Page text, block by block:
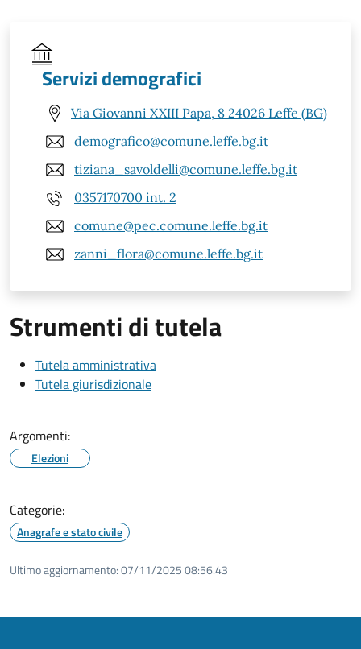
Servizi demografici
Via Giovanni XXIII Papa, 8 24026 Leffe (BG)
demografico@comune.leffe.bg.it
tiziana_savoldelli@comune.leffe.bg.it
0357170700 int. 2
comune@pec.comune.leffe.bg.it
zanni_flora@comune.leffe.bg.it
Strumenti di tutela
Tutela amministrativa
Tutela giurisdizionale
Argomenti:
Elezioni
Categorie:
Anagrafe e stato civile
Ultimo aggiornamento:07/11/2025 08:56.43